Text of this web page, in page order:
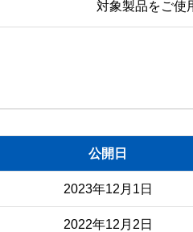
対象製品をご使
公開日
2023年12月1日
2022年12月2日